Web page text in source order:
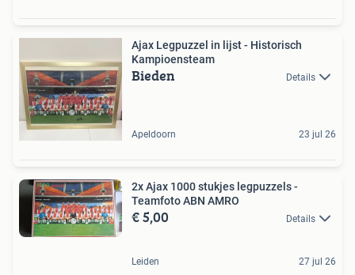
Ajax Legpuzzel in lijst - Historisch
Kampioensteam
Bieden Details
Apeldoorn 23 jul 26
2x Ajax 1000 stukjes legpuzzels -
Teamfoto ABN AMRO
€ 5,00 Details
Leiden 27 jul 26